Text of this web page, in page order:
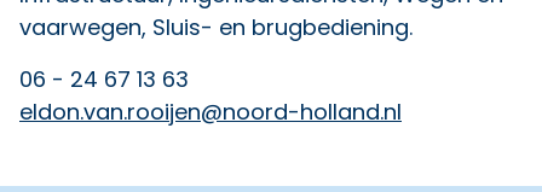
vaarwegen, Sluis- en brugbediening.
06 - 24 67 13 63
eldon.van.rooijen@noord-holland.nl